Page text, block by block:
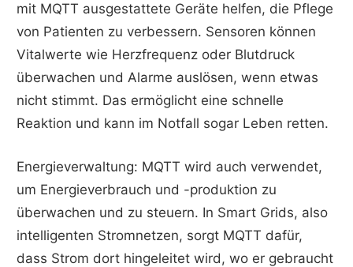
mit MQTT ausgestattete Geräte helfen, die Pflege
von Patienten zu verbessern. Sensoren können
Vitalwerte wie Herzfrequenz oder Blutdruck
überwachen und Alarme auslösen, wenn etwas
nicht stimmt. Das ermöglicht eine schnelle
Reaktion und kann im Notfall sogar Leben retten.
Energieverwaltung: MQTT wird auch verwendet,
um Energieverbrauch und -produktion zu
überwachen und zu steuern. In Smart Grids, also
intelligenten Stromnetzen, sorgt MQTT dafür,
dass Strom dort hingeleitet wird, wo er gebraucht